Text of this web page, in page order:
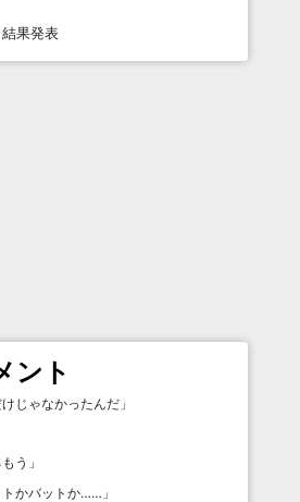
果発表
ント
じゃなかったんだ 」
う 」
トかバットか…… 」